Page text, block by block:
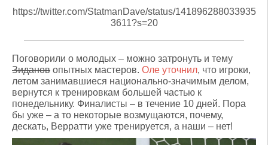
https://twitter.com/StatmanDave/status/141896288033935
3611?s=20
Поговорили о молодых – можно затронуть и тему
Зиданов опытных мастеров. Оле уточнил, что игроки,
летом занимавшиеся национально-значимым делом,
вернутся к тренировкам большей частью к
понедельнику. Финалисты – в течение 10 дней. Пора
бы уже – а то некоторые возмущаются, почему,
дескать, Верратти уже тренируется, а наши – нет!